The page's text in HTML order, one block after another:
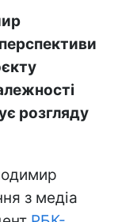
розгляду
з медіа